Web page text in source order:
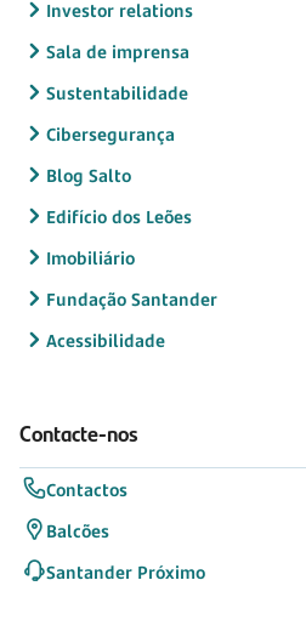
Investor relations
Sala de imprensa
Sustentabilidade
Cibersegurança
Blog Salto
Edifício dos Leões
Imobiliário
Fundação Santander
Acessibilidade
Contacte-nos
Contactos
Balcões
Santander Próximo